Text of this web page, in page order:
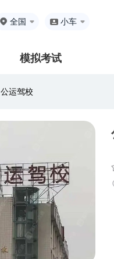
全国 小车
模拟考试
公运驾校